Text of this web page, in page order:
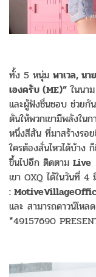
ทั้ง 5 หนุ่ม พาเวล, น
เองครับ (ME)” ในนาม
และผู้ฟังชื่นชอบ ช่วยกัน
ดันให้พวกเขามีพลังใน
หนึ่งสีสัน ที่มาสร้างรอ
ใครต้องสั่นไหวได้บ้าง
ขึ้นไปอีก ติดตาม Live
เขา OXQ ได้ในวันที่
:
และ สามารถดาวน์โห
*49157690